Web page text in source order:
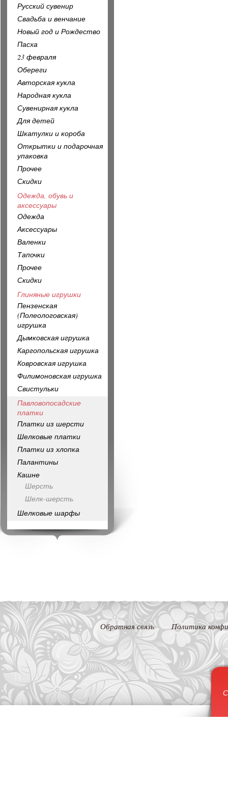
Русский сувенир
Свадьба и венчание
Новый год и Рождество
Пасха
23 февраля
Обереги
Авторская кукла
Народная кукла
Сувенирная кукла
Для детей
Шкатулки и короба
Открытки и подарочная
упаковка
Прочее
Скидки
Одежда, обувь и
аксессуары
Одежда
Аксессуары
Валенки
Тапочки
Прочее
Скидки
Глиняные игрушки
Пензенская
(Полеологовская)
игрушка
Дымковская игрушка
Каргопольская игрушка
Ковровская игрушка
Филимоновская игрушка
Свистульки
Павловопосадские
платки
Платки из шерсти
Шелковые платки
Платки из хлопка
Палантины
Кашне
Шерсть
Шелк-шерсть
Шелковые шарфы
Обратная связь Политика